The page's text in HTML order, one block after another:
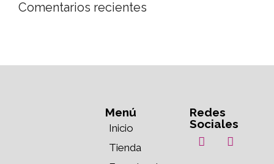
Comentarios recientes
Menú
Inicio
Tienda
Redes
Sociales